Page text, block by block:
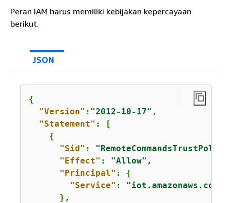
Peran IAM harus memiliki kebijakan kepercayaan
berikut.
JSON
{
"Version" : "2012-10-17" ,
"Statement" : [
{
"Sid" :
"Effect" : "Allow" ,
"Principal" : {
"Service" : "iot.amazonaws.com"
      },